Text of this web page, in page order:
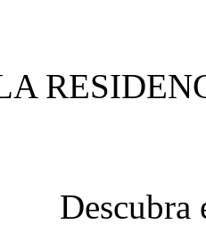
Descubra